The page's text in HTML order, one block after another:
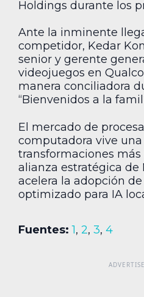
Holdings durante los
Ante la inminente
competidor, Kedar
senior y gerente
videojuegos en
manera conciliadora
“Bienvenidos a la
El mercado de
computadora vive una
transformaciones
alianza estratégica de
acelera la adopción
optimizado para IA
Fuentes: 1, 2, 3, 4